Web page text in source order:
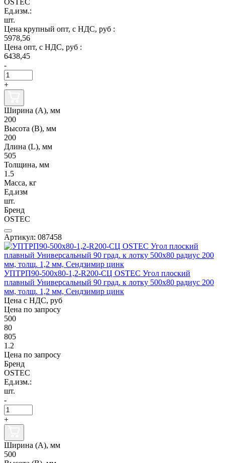
Ед.изм.:
шт.
Цена крупный опт, с НДС, руб :
5978,56
Цена опт, с НДС, руб :
6438,45
-
+
Ширина (А), мм
200
Высота (В), мм
200
Длина (L), мм
505
Толщина, мм
1.5
Масса, кг
Ед.изм
шт.
Бренд
OSTEC
Артикул: 087458
УПТРП90-500х80-1,2-R200-СЦ OSTEC Угол плоский
плавный Универсальный 90 град. к лотку 500х80 радиус 200
мм, толщ. 1,2 мм, Сендзимир цинк
Цена с НДС, руб
Цена по запросу
500
80
805
1.2
Цена по запросу
Бренд
OSTEC
Ед.изм.:
шт.
-
+
Ширина (А), мм
500